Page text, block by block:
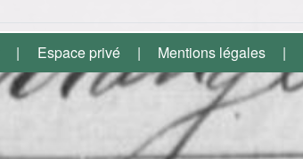
Espace privé Mentions légales